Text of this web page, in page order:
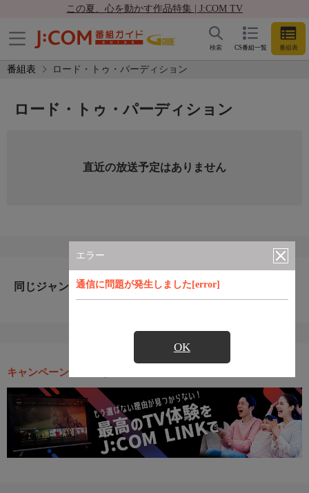
この夏、心を動かす作品特集 | J:COM TV
CS番組一覧 番組表
検索
番組表 ロード・トゥ・パーディション
エラー
通信に問題が発生しました[error]
OK
ロード・トゥ・パーディション
直近の放送予定はありません
同じジャンルのおすすめ番組
キャンペーン・お得な情報